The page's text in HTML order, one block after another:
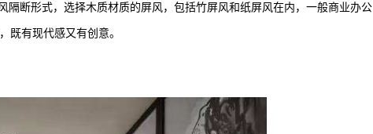
断形式，选择木质材质的屏风，包括竹屏风和纸屏风在内，一般商业办公
既有现代感又有创意。